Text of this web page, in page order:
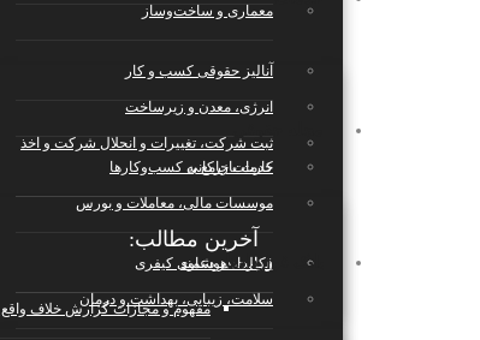
آنالیز حقوقی کسب و کار
خدمات جامع به کسب‌وکارها
قرارداد هوشمند
معماری و ساخت‌وساز
انرژی، معدن و زیرساخت
موسسات مالی، معاملات و بورس
سلامت، زیبایی، بهداشت و درمان
ثبت شرکت، تغییرات و انحلال شرکت و اخذ
کارت بازرکانی
وکالت در دعاوی کیفری
آخرین مطالب:
مفهوم و مجازات گزارش خلاف واقع
بانک قراردادها